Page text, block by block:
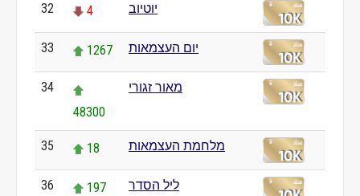
32 4 יוטיוב
33 1267 יום העצמאות
34
48300
מאור זגורי
35 18 מלחמת העצמאות
36 197 ליל הסדר